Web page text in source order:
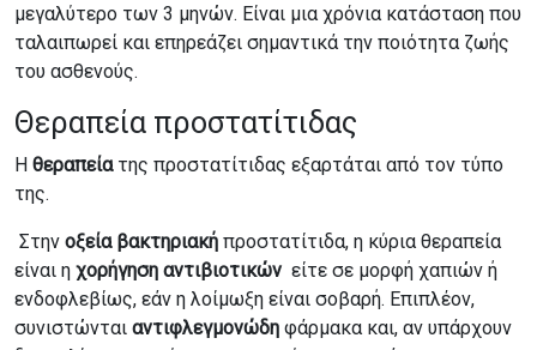
μεγαλύτερο των 3 μηνών. Είναι μια χρόνια κατάσταση που
ταλαιπωρεί και επηρεάζει σημαντικά την ποιότητα ζωής
του ασθενούς.
Θεραπεία προστατίτιδας
Η θεραπείατης προστατίτιδας εξαρτάται από τον τύπο
της.
Στην οξεία βακτηριακή προστατίτιδα, η κύρια θεραπεία
είναι η χορήγηση αντιβιοτικών είτε σε μορφή χαπιών ή
ενδοφλεβίως, εάν η λοίμωξη είναι σοβαρή. Επιπλέον,
συνιστώνται αντιφλεγμονώδη φάρμακα και, αν υπάρχουν